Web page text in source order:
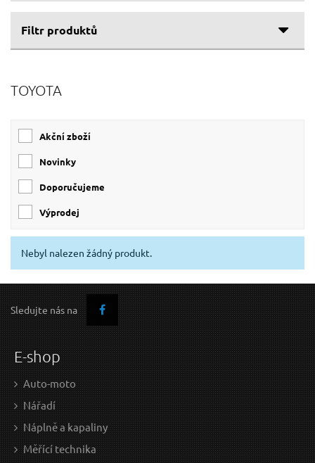
Filtr produktů
TOYOTA
Akční zboží
Novinky
Doporučujeme
Výprodej
Nebyl nalezen žádný produkt.
Sledujte nás na
E-shop
Auto-moto
Nářadí
Náplně a kapaliny
Měřící technika